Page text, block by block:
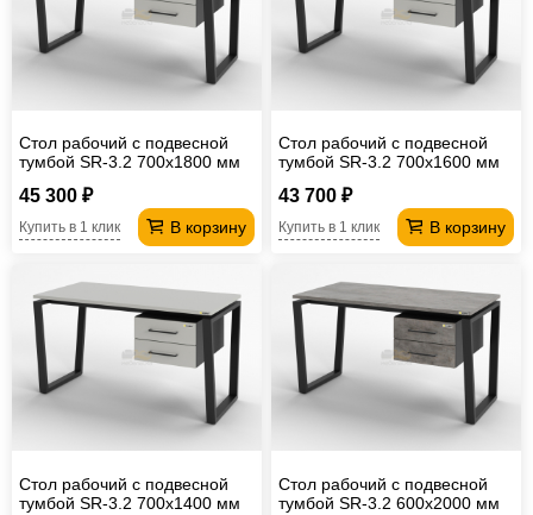
Стол рабочий с подвесной
тумбой SR-3.2 700х1800 мм
45 300 ₽
В корзину
Купить в 1 клик
Стол рабочий с подвесной
тумбой SR-3.2 700х1600 мм
43 700 ₽
В корзину
Купить в 1 клик
Стол рабочий с подвесной
тумбой SR-3.2 700х1400 мм
Стол рабочий с подвесной
тумбой SR-3.2 600х2000 мм